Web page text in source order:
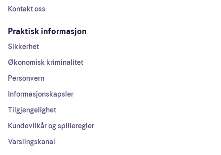
Kontakt oss
Praktisk informasjon
Sikkerhet
Økonomisk kriminalitet
Personvern
Informasjonskapsler
Tilgjengelighet
Kundevilkår og spilleregler
Varslingskanal